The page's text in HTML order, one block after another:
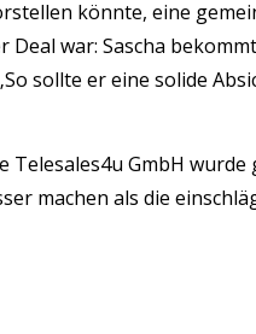
könnte, eine
war: Sascha
sollte er eine solide
Telesales4u GmbH
machen als die